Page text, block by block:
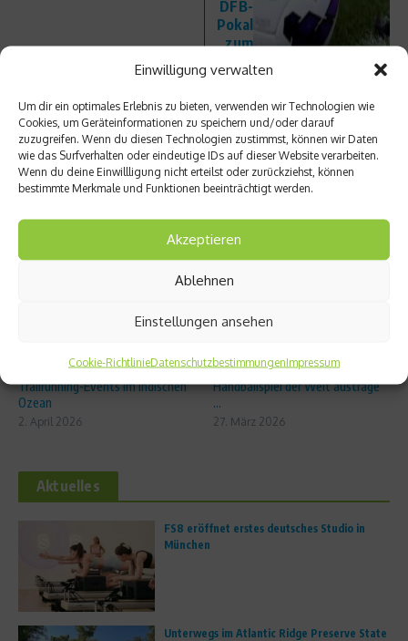
Einwilligung verwalten
Um dir ein optimales Erlebnis zu bieten, verwenden wir Technologien wie
Cookies, um Geräteinformationen zu speichern und/oder darauf
zuzugreifen. Wenn du diesen Technologien zustimmst, können wir Daten
wie das Surfverhalten oder eindeutige IDs auf dieser Website verarbeiten.
Wenn du deine Einwillligung nicht erteilst oder zurückziehst, können
bestimmte Merkmale und Funktionen beeinträchtigt werden.
Akzeptieren
Ablehnen
Einstellungen ansehen
Cookie-RichtlinieDatenschutzbestimmungenImpressum
DFB-
Pokal
zum
Einsat
z
Beachcomber: Comeback des
Trailrunning-Events im Indischen
Ozean
2. April 2026
Hamburger Verein will das längste
Handballspiel der Welt austrage
...
27. März 2026
Aktuelles
FS8 eröffnet erstes deutsches Studio in
München
Unterwegs im Atlantic Ridge Preserve State